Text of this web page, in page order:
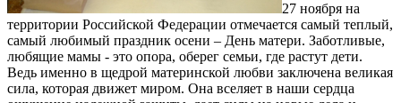
27 ноября на
территории Российской Федерации отмечается самый теплый,
самый любимый праздник осени – День матери. Заботливые,
любящие мамы - это опора, оберег семьи, где растут дети.
Ведь именно в щедрой материнской любви заключена великая
сила, которая движет миром. Она вселяет в наши сердца